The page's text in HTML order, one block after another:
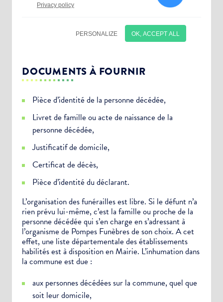
DOCUMENTS À FOURNIR
Pièce d’identité de la personne décédée,
Livret de famille ou acte de naissance de la
personne décédée,
Justificatif de domicile,
Certificat de décès,
Pièce d’identité du déclarant.
L’organisation des funérailles est libre. Si le défunt n’a
rien prévu lui-même, c’est la famille ou proche de la
personne décédée qui s’en charge en s’adressant à
l’organisme de Pompes Funèbres de son choix. A cet
effet, une liste départementale des établissements
habilités est à disposition en Mairie. L’inhumation dans
la commune est due :
aux personnes décédées sur la commune, quel que
soit leur domicile,
Choisissez votre abonnement :
Alertes Mail
Newsletter Culture
Newsletter Sport et Vie associative